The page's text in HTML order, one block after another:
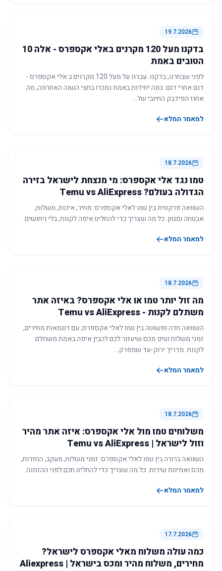
19.7.2026
בדקנו מעל 120 מקרנים באלי אקספרס - אלה 10
הטובים באמת
לפני שבחרנו, בדקנו. עברנו על מעל 120 מקרנים ב אלי אקספרס -
דגם אחרי דגם: כמה יחידות באמת נמכרו בחצי השנה האחרונה, מה
אחוז הפידבק החיובי של…
למאמר המלא
18.7.2026
טמו נגד אלי אקספרס: מי מנצחת לישראל בזירה
הגדולה בעולם? Temu vs AliExpress
השוואה פרקטית בין טמו לאלי אקספרס: מחיר, איכות, משלוח,
אבטחה ומגוון. כל מה שצריך כדי להחליט איפה לקנות, בלי ניחושים.
למאמר המלא
18.7.2026
מה זול יותר טמו או אלי אקספרס? באיזה אתר
משתלם לקנות - Temu vs AliExpress
השוואה חדה ופשוטה בין טמו לאלי אקספרס, עם דוגמאות מחירים,
זמני משלוח וטיפ מכס שיעזור לכם להבין איפה באמת משתלם
לקנות. מדריך ירוק-עד שמפרק…
למאמר המלא
18.7.2026
משלוחים טמו מול אלי אקספרס: איזה אתר מהיר
וזול לישראל | Temu vs AliExpress
השוואה ברורה בין טמו לאלי אקספרס: זמני משלוח, מעקב, החזרות,
מכס ואמינות שירות. כל מה שצריך כדי להחליט חכם לפני ההזמנה.
למאמר המלא
17.7.2026
כמה עולה משלוח מאלי אקספרס לישראל?
מחירים, משלוח מהיר ומכס בישראל | Aliexpress